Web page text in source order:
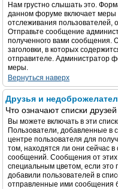
Нам грустно слышать это.
данном форуме включает меры
отслеживания
Отправьте сообщение
полученного вами сообщения.
заголовки, в которых
отправителе. Администратор
меры.
Вернуться наверх
Друзья и
Что означают списки
Вы можете включать в эти
Пользователи, добавленные в
центре пользователя для
том, находятся ли они сейчас
сообщений. Сообщения от этих
специальным цветом, если
добавили пользователей в
отправленные ими сообщения